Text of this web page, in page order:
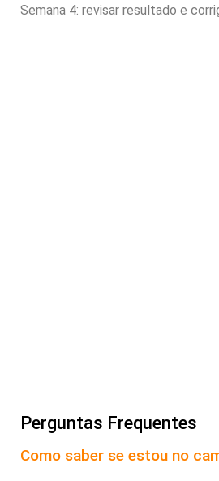
Semana 4: revisar resultado e
Perguntas Frequentes
Como saber se estou no